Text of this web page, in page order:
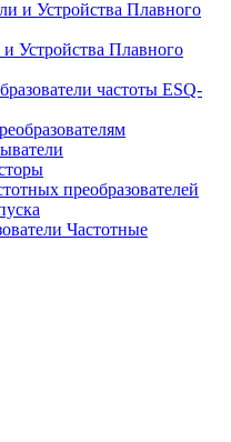
Устройства Плавного
частоты ESQ-
преобразователей
Частотные